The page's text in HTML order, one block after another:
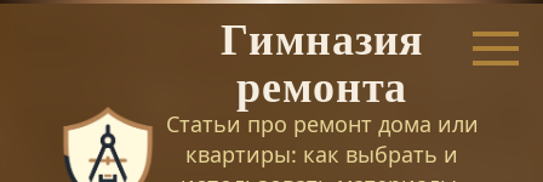
Перейти
Гимназия
ремонта
Статьи про ремонт дома или
квартиры: как выбрать и